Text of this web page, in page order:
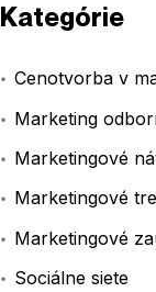
Kategórie
Cenotvorba v
Marketing
Marketingové
Marketingové
Marketingové
Sociálne siete